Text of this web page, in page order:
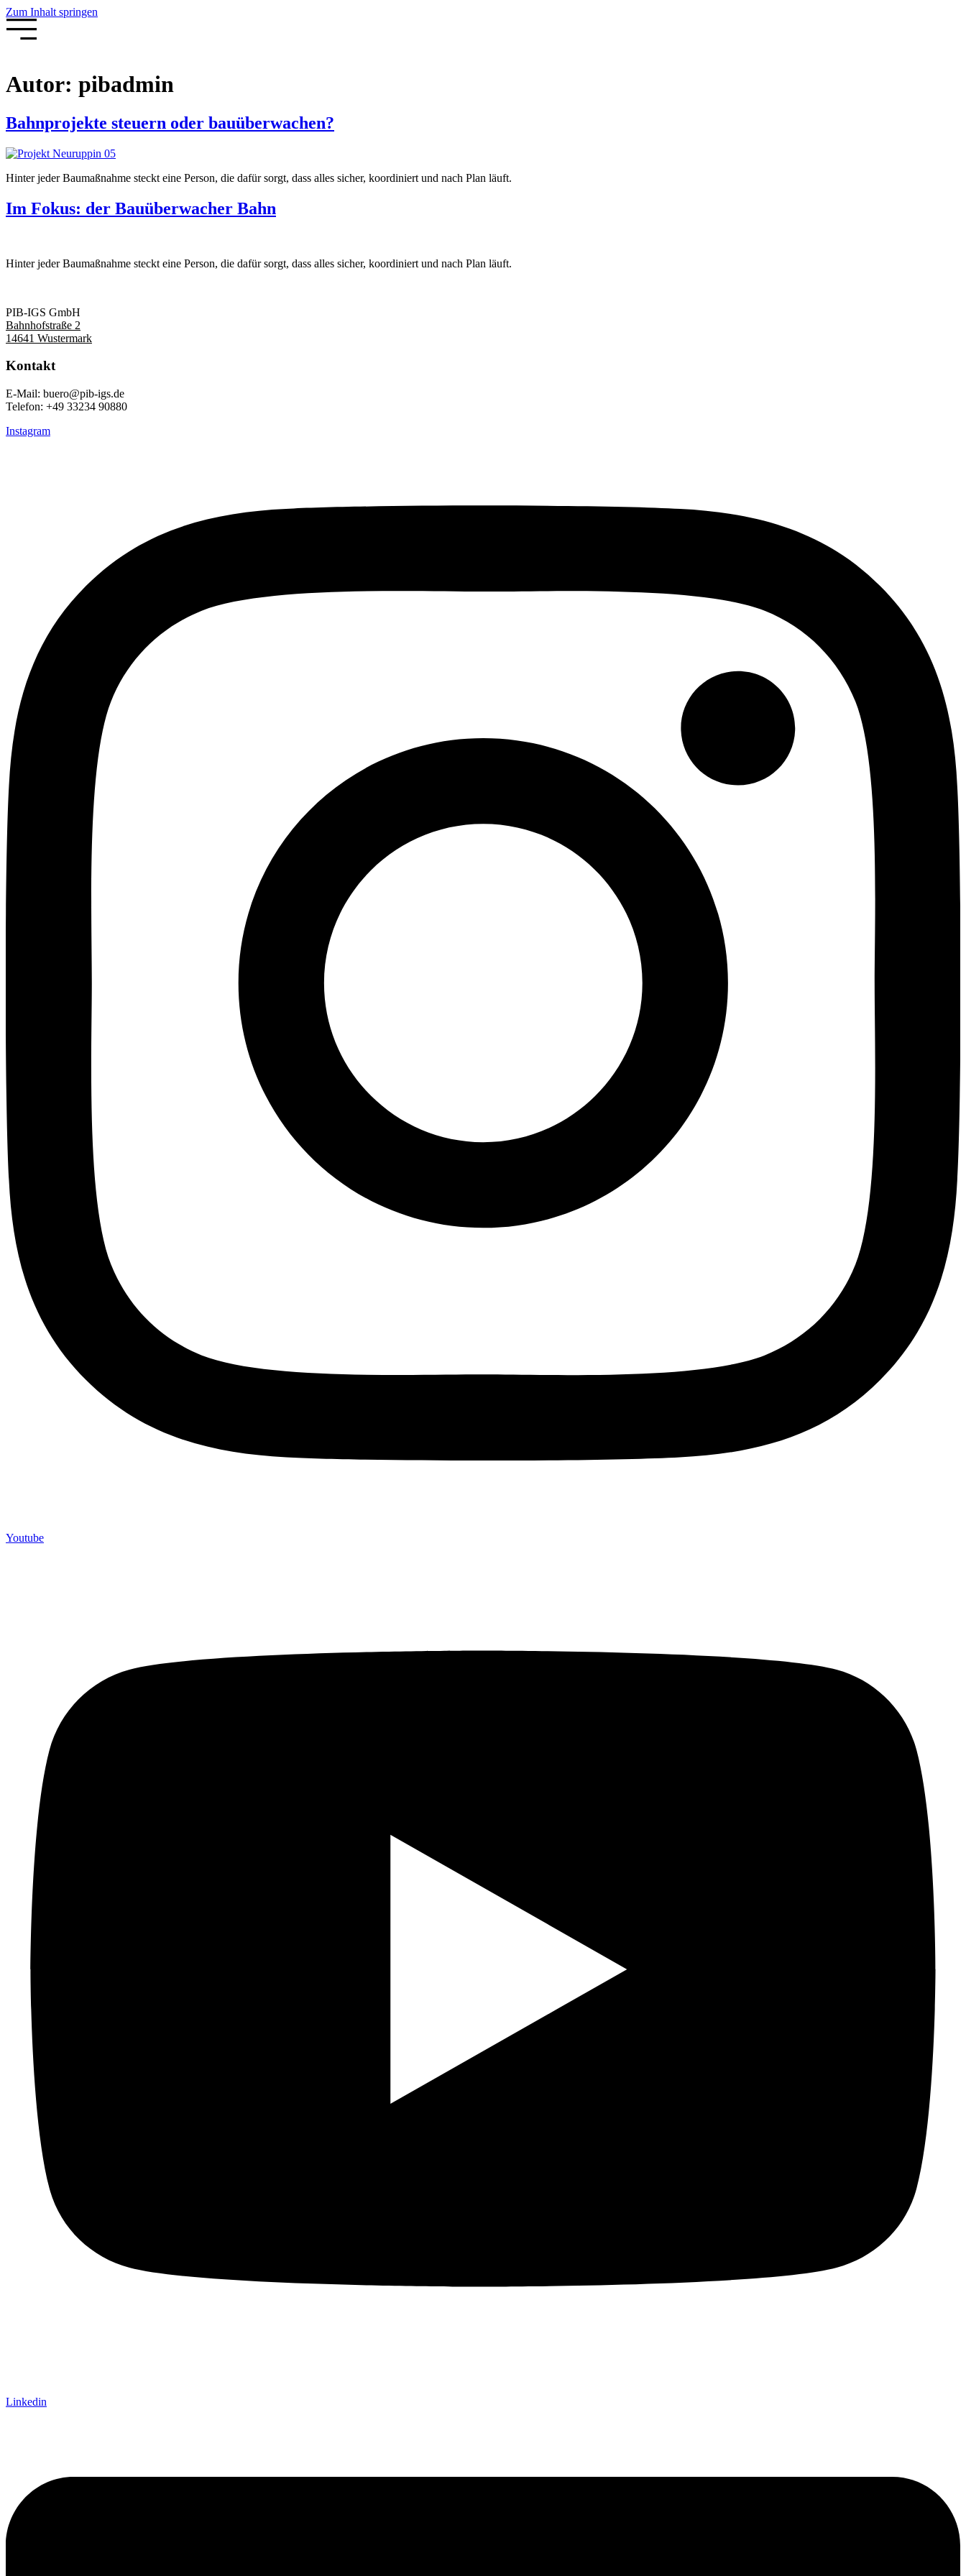
Zum Inhalt springen
Autor: pibadmin
Bahnprojekte steuern oder bauüberwachen?
Hinter jeder Baumaßnahme steckt eine Person, die dafür sorgt, dass alles sicher, koordiniert und nach Plan läuft.
Im Fokus: der Bauüberwacher Bahn
Hinter jeder Baumaßnahme steckt eine Person, die dafür sorgt, dass alles sicher, koordiniert und nach Plan läuft.
PIB-IGS GmbH
Bahnhofstraße 2
14641 Wustermark
Kontakt
E-Mail: buero@pib-igs.de
Telefon: +49 33234 90880
Instagram
Youtube
Linkedin